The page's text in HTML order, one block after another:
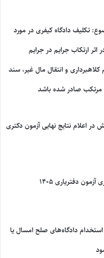
تکلیف دادگاه کیفری در مورد
اثر ارتکاب جرایم در جرایم
و انتقال مال غیر، سند
مرتکب صادر شده باشد
اعلام نتایج نهایی آزمون دکتری
دفتریاری ۱۴۰۵
دادگاه‌های صلح امسال یا